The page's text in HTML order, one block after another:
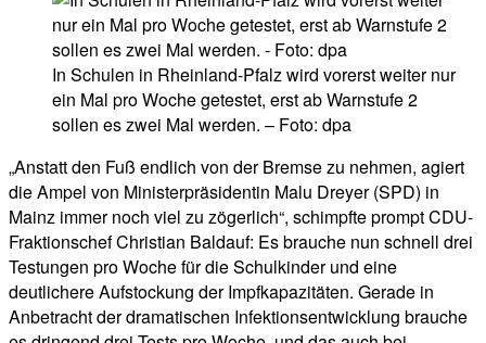
In Schulen in Rheinland-Pfalz wird vorerst weiter nur
ein Mal pro Woche getestet, erst ab Warnstufe 2
sollen es zwei Mal werden. – Foto: dpa
„Anstatt den Fuß endlich von der Bremse zu nehmen, agiert
die Ampel von Ministerpräsidentin Malu Dreyer (SPD) in
Mainz immer noch viel zu zögerlich“, schimpfte prompt CDU-
Fraktionschef Christian Baldauf: Es brauche nun schnell drei
Testungen pro Woche für die Schulkinder und eine
deutlichere Aufstockung der Impfkapazitäten. Gerade in
Anbetracht der dramatischen Infektionsentwicklung brauche